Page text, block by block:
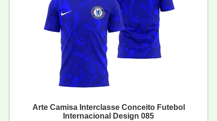
Arte Camisa Interclasse Conceito Futebol
Internacional Design 085